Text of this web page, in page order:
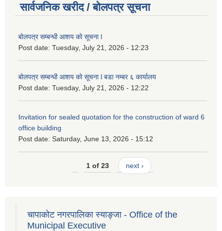
सार्वजनिक खरीद / बोलपत्र सूचना
बोलपत्र सम्बन्धी आशय को सूचना l
Post date: Tuesday, July 21, 2026 - 12:23
बोलपत्र सम्बन्धी आशय को सूचना l बडा नम्बर ६ कार्यालय
Post date: Tuesday, July 21, 2026 - 12:22
Invitation for sealed quotation for the construction of ward 6
office building
Post date: Saturday, June 13, 2026 - 15:12
1 of 23 next ›
चापाकोट नगरपालिका स्याङ्जा - Office of the
Municipal Executive